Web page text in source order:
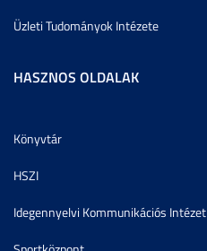
Üzleti Tudományok Intézete
HASZNOS OLDALAK
Könyvtár
HSZI
Idegennyelvi Kommunikációs Intézet